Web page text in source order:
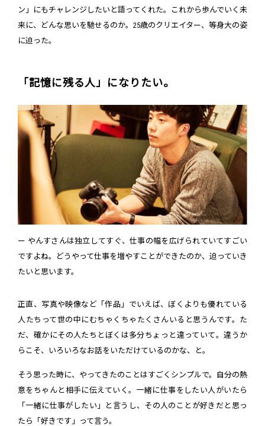
ン」にもチャレンジしたいと語ってくれた。これから歩んでいく未
来に、どんな思いを馳せるのか。25歳のクリエイター、等身大の姿
に迫った。
「記憶に残る人」になりたい。
ー やんすさんは独立してすぐ、仕事の幅を広げられていてすごい
ですよね。どうやって仕事を増やすことができたのか、迫っていき
たいと思います。
正直、写真や映像など「作品」でいえば、ぼくよりも優れている
人たちって世の中にむちゃくちゃたくさんいると思うんです。た
だ、確かにその人たちとぼくは多分ちょっと違っていて。違うか
らこそ、いろいろなお話をいただけているのかな、と。
そう思った時に、やってきたのことはすごくシンプルで。自分の熱
意をちゃんと相手に伝えていく。一緒に仕事をしたい人がいたら
「一緒に仕事がしたい」と言うし、その人のことが好きだと思っ
たら「好きです」って言う。